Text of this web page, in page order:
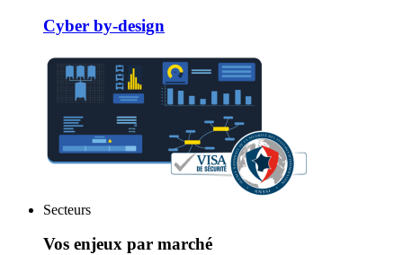
Cyber by-design
Secteurs
Vos enjeux par marché